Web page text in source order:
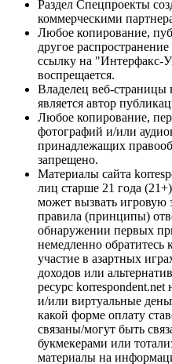
Раздел Спецпроекты
коммерческими
Любое копирование,
другое
ссылку на "Интерфакс-
воспрещается.
Владелец веб-страницы
является автор
Любое копирование,
фотографий и/или
принадлежащих
запрещено.
Материалы сайта
лиц старше 21 года
может вызвать игровую
правила (принципы)
обнаружении первых
немедленно обратитесь
участие в азартных
доходов или
ресурс
и/или виртуальные
какой форме оплату
связаны/могут быть
букмекерами или
материалы на